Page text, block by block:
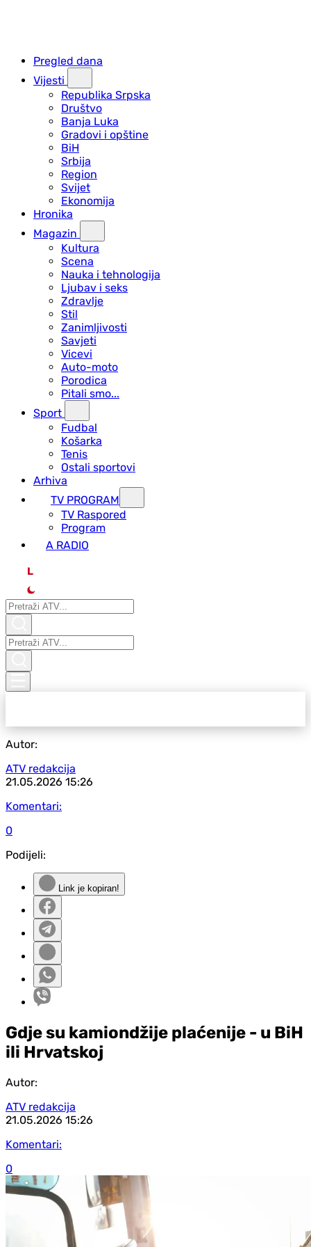
Pregled dana
Vijesti
Republika Srpska
Društvo
Banja Luka
Gradovi i opštine
BiH
Srbija
Region
Svijet
Ekonomija
Hronika
Magazin
Kultura
Scena
Nauka i tehnologija
Ljubav i seks
Zdravlje
Stil
Zanimljivosti
Savjeti
Vicevi
Auto-moto
Porodica
Pitali smo...
Sport
Fudbal
Košarka
Tenis
Ostali sportovi
Arhiva
TV PROGRAM
ТV Raspored
Program
A RADIO
L
Autor:
ATV redakcija
21.05.2026 15:26
Komentari:
0
Podijeli:
Link je kopiran!
Gdje su kamiondžije plaćenije - u BiH
ili Hrvatskoj
Autor:
ATV redakcija
21.05.2026 15:26
Komentari:
0